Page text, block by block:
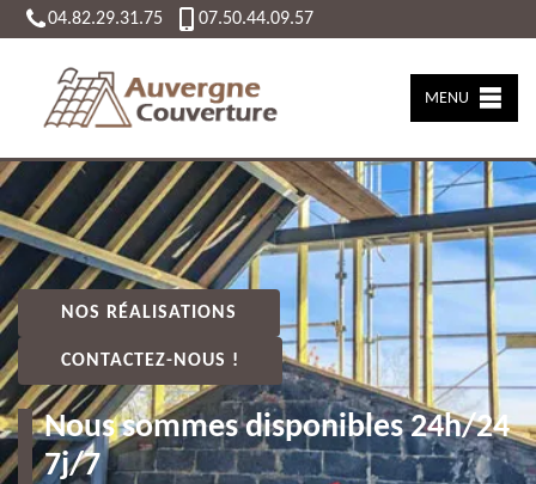
04.82.29.31.75 07.50.44.09.57
MENU
NOS RÉALISATIONS
CONTACTEZ-NOUS !
Nous sommes disponibles 24h/24
7j/7